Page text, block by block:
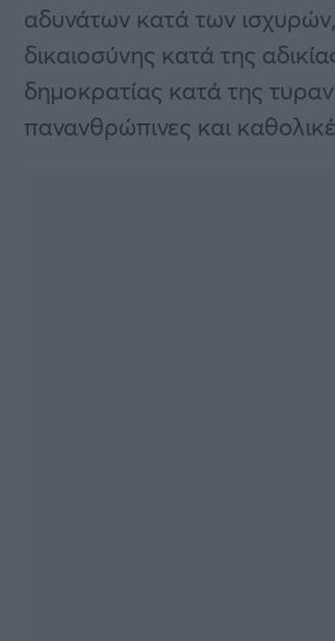
αδυνάτων κατά των
δικαιοσύνης κατά της
δημοκρατίας κατά της
πανανθρώπινες και